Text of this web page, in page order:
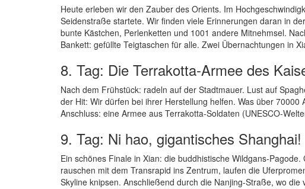
Heute erleben wir den Zauber des Orients. Im
Seidenstraße startete. Wir finden viele Erinnerungen daran in
bunte Kästchen, Perlenketten und 1001 andere Mitnehmsel.
Bankett: gefüllte Teigtaschen für alle. Zwei Übernachtungen in
8. Tag: Die Terrakotta-Armee des
Nach dem Frühstück: radeln auf der Stadtmauer. Lust auf
der Hit: Wir dürfen bei ihrer Herstellung helfen. Was über
Anschluss: eine Armee aus Terrakotta-Soldaten (UNESCO-
9. Tag: Ni hao, gigantisches Shanghai!
Ein schönes Finale in Xian: die buddhistische Wildgans-
rauschen mit dem Transrapid ins Zentrum, laufen die
Skyline knipsen. Anschließend durch die Nanjing-Straße, wo